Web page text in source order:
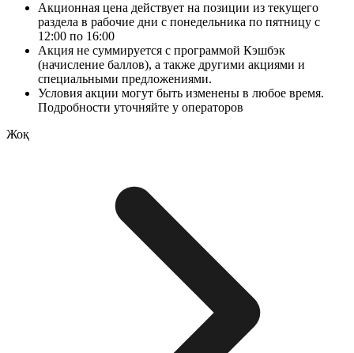
Акционная цена действует на позиции из текущего
раздела в рабочие дни с понедельника по пятницу с
12:00 по 16:00
Акция не суммируется с программой Кэшбэк
(начисление баллов), а также другими акциями и
специальными предложениями.
Условия акции могут быть изменены в любое время.
Подробности уточняйте у операторов
Жоқ